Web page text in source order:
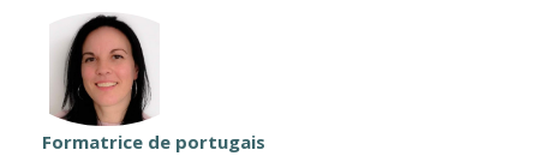
Formatrice de portugais